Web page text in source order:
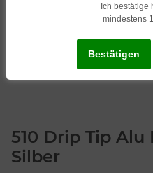
510 Drip Tip Alu
Silber
Ich bestätige
mindestens